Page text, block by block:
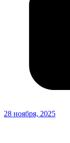
28 ноября, 2025